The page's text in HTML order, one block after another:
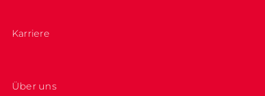
Karriere
Über uns